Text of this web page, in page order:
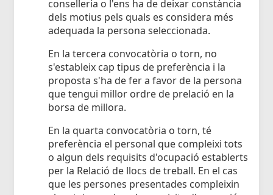
conselleria o l'ens ha de deixar constància
dels motius pels quals es considera més
adequada la persona seleccionada.
En la tercera convocatòria o torn, no
s'estableix cap tipus de preferència i la
proposta s'ha de fer a favor de la persona
que tengui millor ordre de prelació en la
borsa de millora.
En la quarta convocatòria o torn, té
preferència el personal que compleixi tots
o algun dels requisits d'ocupació establerts
per la Relació de llocs de treball. En el cas
que les persones presentades compleixin